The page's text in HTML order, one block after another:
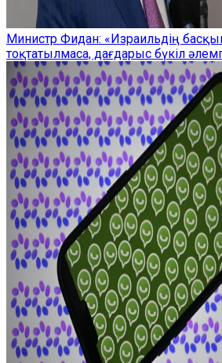
Министр Фидан: «Израильдің
тоқтатылмаса, дағдарыс бүкіл